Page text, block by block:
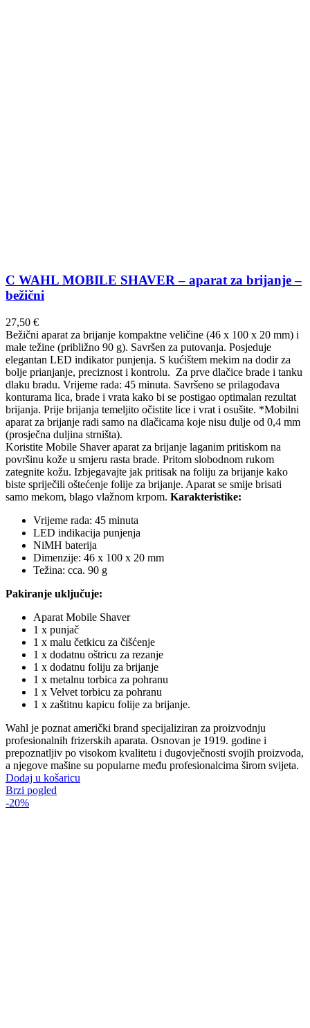
C WAHL MOBILE SHAVER – aparat za brijanje –
bežični
27,50 €
Bežični aparat za brijanje kompaktne veličine (46 x 100 x 20 mm) i
male težine (približno 90 g). Savršen za putovanja. Posjeduje
elegantan LED indikator punjenja. S kućištem mekim na dodir za
bolje prianjanje, preciznost i kontrolu. Za prve dlačice brade i tanku
dlaku bradu. Vrijeme rada: 45 minuta. Savršeno se prilagođava
konturama lica, brade i vrata kako bi se postigao optimalan rezultat
brijanja. Prije brijanja temeljito očistite lice i vrat i osušite. *Mobilni
aparat za brijanje radi samo na dlačicama koje nisu dulje od 0,4 mm
(prosječna duljina strništa).
Koristite Mobile Shaver aparat za brijanje laganim pritiskom na
površinu kože u smjeru rasta brade. Pritom slobodnom rukom
zategnite kožu. Izbjegavajte jak pritisak na foliju za brijanje kako
biste spriječili oštećenje folije za brijanje. Aparat se smije brisati
samo mekom, blago vlažnom krpom. Karakteristike:
Vrijeme rada: 45 minuta
LED indikacija punjenja
NiMH baterija
Dimenzije: 46 x 100 x 20 mm
Težina: cca. 90 g
Pakiranje uključuje:
Aparat Mobile Shaver
1 x punjač
1 x malu četkicu za čišćenje
1 x dodatnu oštricu za rezanje
1 x dodatnu foliju za brijanje
1 x metalnu torbica za pohranu
1 x Velvet torbicu za pohranu
1 x zaštitnu kapicu folije za brijanje.
Wahl je poznat američki brand specijaliziran za proizvodnju
profesionalnih frizerskih aparata. Osnovan je 1919. godine i
prepoznatljiv po visokom kvalitetu i dugovječnosti svojih proizvoda,
a njegove mašine su popularne među profesionalcima širom svijeta.
Dodaj u košaricu
Brzi pogled
-20%